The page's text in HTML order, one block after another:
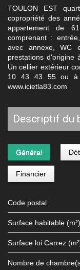
TOULON EST
copropriété des
appartement de
comprenant :
avec annexe, WC
prestations d'origine
Un cellier extérieur
10 43 43 55 ou à
www.icietla83.com
descriptif du
Général
Financier
Code postal
Surface habitable (m²)
Surface loi Carrez
Nombre de